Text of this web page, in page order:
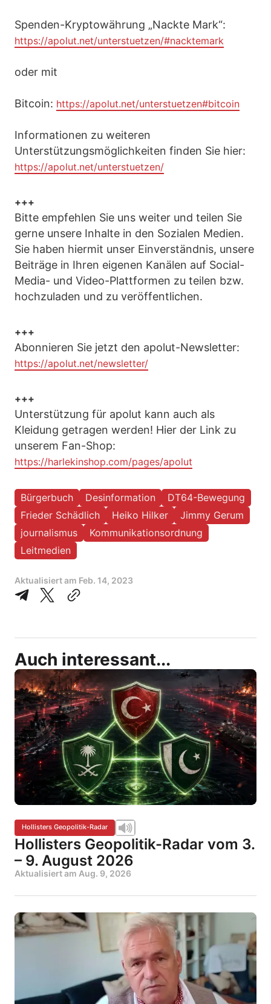
Spenden-Kryptowährung „Nackte Mark“:
https://apolut.net/unterstuetzen/#nacktemark
oder mit
Bitcoin: https://apolut.net/unterstuetzen#bitcoin
Informationen zu weiteren
Unterstützungsmöglichkeiten finden Sie hier:
https://apolut.net/unterstuetzen/
+++
Bitte empfehlen Sie uns weiter und teilen Sie
gerne unsere Inhalte in den Sozialen Medien.
Sie haben hiermit unser Einverständnis, unsere
Beiträge in Ihren eigenen Kanälen auf Social-
Media- und Video-Plattformen zu teilen bzw.
hochzuladen und zu veröffentlichen.
+++
Abonnieren Sie jetzt den apolut-Newsletter:
https://apolut.net/newsletter/
+++
Unterstützung für apolut kann auch als
Kleidung getragen werden! Hier der Link zu
unserem Fan-Shop:
https://harlekinshop.com/pages/apolut
Bürgerbuch Desinformation
DT64-Bewegung
Frieder Schädlich
Heiko Hilker
Jimmy Gerum
journalismus
Kommunikationsordnung
Leitmedien
Aktualisiert am Feb. 14, 2023
Auch interessant...
Hollisters Geopolitik-Radar
Hollisters Geopolitik-Radar vom 3.
– 9. August 2026
Aktualisiert am Aug. 9, 2026